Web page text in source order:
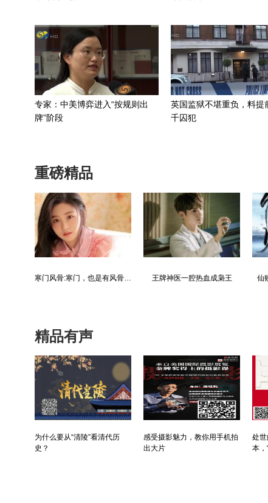
专家：中美博弈进入“按规则出
牌”阶段
英国监狱不堪重负，料提
千囚犯
重磅精品
寒门风骨:寒门，也是有风骨的！ 王牌神医一腔热血成枭王 仙
精品有声
为什么要从“清陵”看清代历
史？
感受摄影魅力，教你用手机拍
出大片
处世
本，